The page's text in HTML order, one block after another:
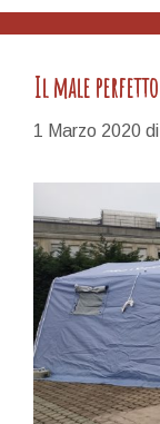
Il male perfetto
1 Marzo 2020 di